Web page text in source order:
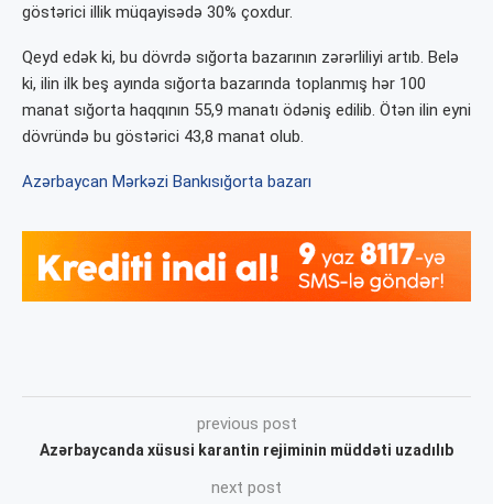
göstərici illik müqayisədə 30% çoxdur.
Qeyd edək ki, bu dövrdə sığorta bazarının zərərliliyi artıb. Belə
ki, ilin ilk beş ayında sığorta bazarında toplanmış hər 100
manat sığorta haqqının 55,9 manatı ödəniş edilib. Ötən ilin eyni
dövründə bu göstərici 43,8 manat olub.
Azərbaycan Mərkəzi Bankısığorta bazarı
previous post
Azərbaycanda xüsusi karantin rejiminin müddəti uzadılıb
next post